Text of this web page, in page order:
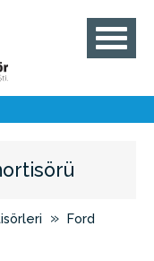
» Ford